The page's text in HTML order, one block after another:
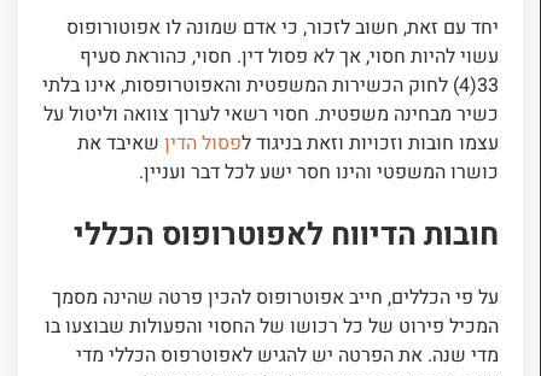
יחד עם זאת, חשוב לזכור, כי אדם שמונה לו אפוטורופוס
עשוי להיות חסוי, אך לא פסול דין. חסוי, כהוראת סעיף
33(4) לחוק הכשירות המשפטית והאפוטרופסות, אינו בלתי
כשיר מבחינה משפטית. חסוי רשאי לערוך צוואה וליטול על
עצמו חובות וזכויות וזאת בניגוד לפסול הדיןשאיבד את
כושרו המשפטי והינו חסר ישע לכל דבר ועניין.
חובות הדיווח לאפוטרופוס הכללי
על פי הכללים, חייב אפוטרופוס להכין פרטה שהינה מסמך
המכיל פירוט של כל רכושו של החסוי והפעולות שבוצעו בו
מדי שנה. את הפרטה יש להגיש לאפוטרפוס הכללי מדי